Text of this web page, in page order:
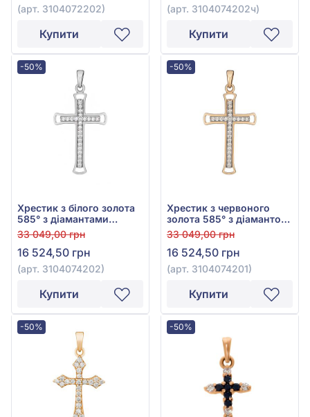
(арт. 3104072202)
Купити
(арт. 3104074202ч)
Купити
-50%
Хрестик з білого золота
585° з діамантами
0,09ct, арт. 3104074202
33 049,00 грн
16 524,50 грн
(арт. 3104074202)
Купити
-50%
Хрестик з червоного
золота 585° з діамантом
0,09ct, арт. 3104074201
33 049,00 грн
16 524,50 грн
(арт. 3104074201)
Купити
-50% -50%